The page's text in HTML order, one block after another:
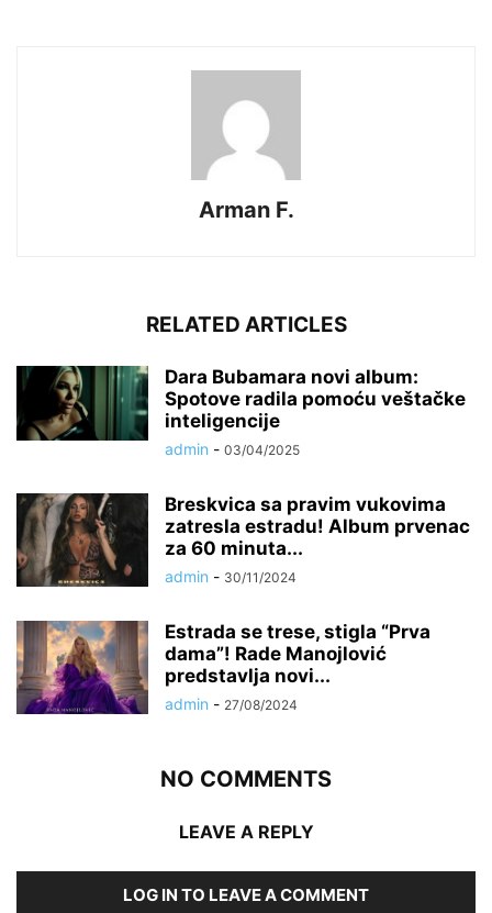
Arman F.
RELATED ARTICLES
Dara Bubamara novi album:
Spotove radila pomoću veštačke
inteligencije
admin - 03/04/2025
Breskvica sa pravim vukovima
zatresla estradu! Album prvenac
za 60 minuta...
admin - 30/11/2024
Estrada se trese, stigla “Prva
dama”! Rade Manojlović
predstavlja novi...
admin - 27/08/2024
NO COMMENTS
LEAVE A REPLY
LOG IN TO LEAVE A COMMENT